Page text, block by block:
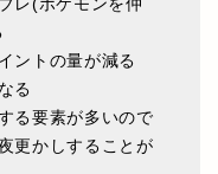
レ(ポケモンを仲
ントの量が減る
る
る要素が多いので
更かしすることが